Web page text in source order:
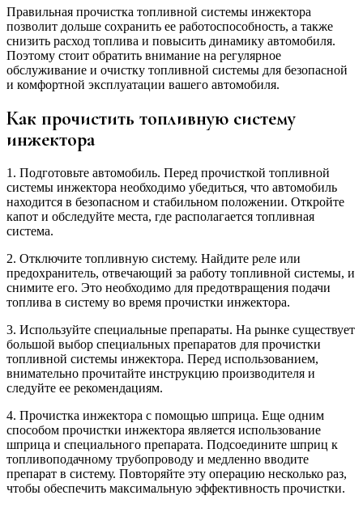
Правильная прочистка топливной системы инжектора
позволит дольше сохранить ее работоспособность, а также
снизить расход топлива и повысить динамику автомобиля.
Поэтому стоит обратить внимание на регулярное
обслуживание и очистку топливной системы для безопасной
и комфортной эксплуатации вашего автомобиля.
Как прочистить топливную систему
инжектора
1. Подготовьте автомобиль. Перед прочисткой топливной
системы инжектора необходимо убедиться, что автомобиль
находится в безопасном и стабильном положении. Откройте
капот и обследуйте места, где располагается топливная
система.
2. Отключите топливную систему. Найдите реле или
предохранитель, отвечающий за работу топливной системы, и
снимите его. Это необходимо для предотвращения подачи
топлива в систему во время прочистки инжектора.
3. Используйте специальные препараты. На рынке существует
большой выбор специальных препаратов для прочистки
топливной системы инжектора. Перед использованием,
внимательно прочитайте инструкцию производителя и
следуйте ее рекомендациям.
4. Прочистка инжектора с помощью шприца. Еще одним
способом прочистки инжектора является использование
шприца и специального препарата. Подсоедините шприц к
топливоподачному трубопроводу и медленно вводите
препарат в систему. Повторяйте эту операцию несколько раз,
чтобы обеспечить максимальную эффективность прочистки.